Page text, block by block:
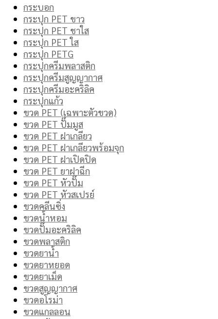
กระบอก
กระปุก PET ขาว
กระปุก PET ชาใส
กระปุก PET ใส
กระปุก PETG
กระปุกครีมพลาสติก
กระปุกครีมสูญญากาศ
กระปุกครีมอะคริลิค
กระปุกแก้ว
ขวด PET (เฉพาะตัวขวด)
ขวด PET ปั๊มมูส
ขวด PET ฝาเกลียว
ขวด PET ฝาเกลียวพร้อมจุก
ขวด PET ฝาเปิดปิด
ขวด PET ยาฝาฉีก
ขวด PET หัวปั๊ม
ขวด PET หัวสเปรย์
ขวดคลีนซิ่ง
ขวดน้ำหอม
ขวดปั๊มอะคริลิค
ขวดพลาสติก
ขวดยาน้ำ
ขวดยาหยอด
ขวดยาเม็ด
ขวดสูญญากาศ
ขวดอโรม่า
ขวดแกลลอน